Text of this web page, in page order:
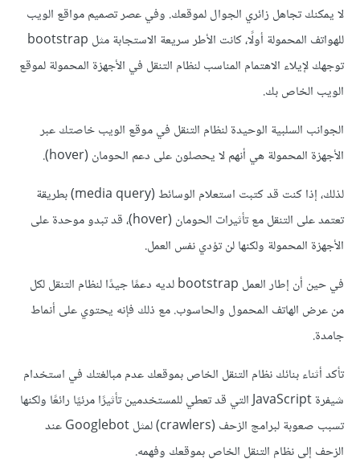
لا يمكنك تجاهل زائري الجوال لموقعك. وفي عصر تصميم مواقع الويب
للهواتف المحمولة أولًا، كانت الأطر سريعة الاستجابة مثل bootstrap
توجهك لإيلاء الاهتمام المناسب لنظام التنقل في الأجهزة المحمولة لموقع
الويب الخاص بك.
الجوانب السلبية الوحيدة لنظام التنقل في موقع الويب خاصتك عبر
الأجهزة المحمولة هي أنهم لا يحصلون على دعم الحومان (hover).
لذلك، إذا كنت قد كتبت استعلام الوسائط (media query) بطريقة
تعتمد على التنقل مع تأثيرات الحومان (hover)، قد تبدو موحدة على
الأجهزة المحمولة ولكنها لن تؤدي نفس العمل.
في حين أن إطار العمل bootstrap لديه دعمًا جيدًا لنظام التنقل لكل
من عرض الهاتف المحمول والحاسوب. مع ذلك فإنه يحتوي على أنماط
جامدة.
تأكد أثناء بنائك نظام التنقل الخاص بموقعك عدم مبالغتك في استخدام
شيفرة JavaScript التي قد تعطي للمستخدمين تأثيرًا مرئيًا رائعًا ولكنها
تسبب صعوبة لبرامج الزحف (crawlers) لمثل Googlebot عند
الزحف إلى نظام التنقل الخاص بموقعك وفهمه.